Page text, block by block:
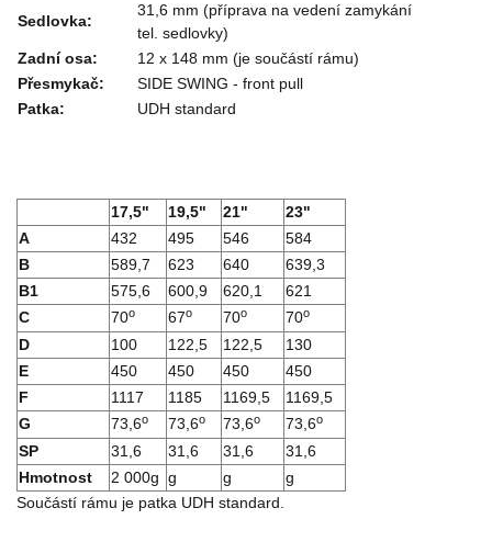
Sedlovka:
31,6 mm (příprava na vedení zamykání
tel. sedlovky)
Zadní osa:
12 x 148 mm (je součástí rámu)
Přesmykač:
SIDE SWING - front pull
Patka:
UDH standard
17,5" 19,5" 21"
23"
A
432 495 546
584
B
589,7 623 640
639,3
B1
575,6 600,9 620,1
621
C
70o 67o 70o 70o
D 100 122,5 122,5
130
E
450 450 450
450
F
1117 1185 1169,5
1169,5
G
73,6o 73,6o 73,6o 73,6o
SP 31,6 31,6 31,6
31,6
Hmotnost
2 000g g g
g
Součástí rámu je patka UDH standard.